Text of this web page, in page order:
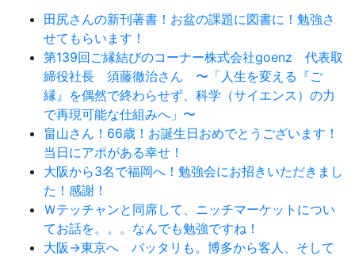
田尻さんの新刊著書！お盆の課題に図書に！勉強さ
せてもらいます！
第139回ご縁結びのコーナー株式会社goenz 代表取
締役社長 須藤徹治さん 〜「人生を変える『ご
縁』を偶然で終わらせず、科学（サイエンス）の力
で再現可能な仕組みへ」〜
畠山さん！66歳！お誕生日おめでとうございます！
当日にアポがある幸せ！
大阪から3名で福岡へ！勉強会にお招きいただきまし
た！感謝！
Ｗテッチャンと同席して、ニッチマーケットについ
てお話を。。。なんでも勉強ですね！
大阪→東京へ バッタリも。博多から客人、そして